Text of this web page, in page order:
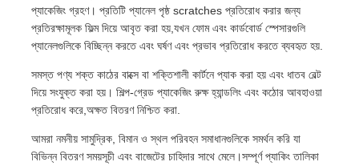
প্যাকেজিং গ্রহণ। প্রতিটি প্যানেল পৃষ্ঠ scratches প্রতিরোধ করার জন্য
প্রতিরক্ষামূলক ফিল্ম দিয়ে আবৃত করা হয়,যখন ফোম এবং কার্ডবোর্ড স্পেসারগুলি
প্যানেলগুলিকে বিচ্ছিন্ন করতে এবং ঘর্ষণ এবং প্রভাব প্রতিরোধ করতে ব্যবহৃত হয়.
সমস্ত পণ্য শক্ত কাঠের বাক্সে বা শক্তিশালী কার্টনে প্যাক করা হয় এবং ধাতব বেল্ট
দিয়ে সংযুক্ত করা হয়। শিল্প-গ্রেড প্যাকেজিং রুক্ষ হ্যান্ডলিং এবং কঠোর আবহাওয়া
প্রতিরোধ করে,অক্ষত বিতরণ নিশ্চিত করা.
আমরা নমনীয় সামুদ্রিক, বিমান ও স্থল পরিবহন সমাধানগুলিকে সমর্থন করি যা
বিভিন্ন বিতরণ সময়সূচী এবং বাজেটের চাহিদার সাথে মেলে।সম্পূর্ণ প্যাকিং তালিকা